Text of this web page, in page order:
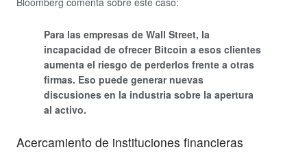
Para las empresas de Wall Street, la
incapacidad de ofrecer Bitcoin a esos clientes
aumenta el riesgo de perderlos frente a otras
firmas. Eso puede generar nuevas
discusiones en la industria sobre la apertura
al activo.
Acercamiento de instituciones financieras